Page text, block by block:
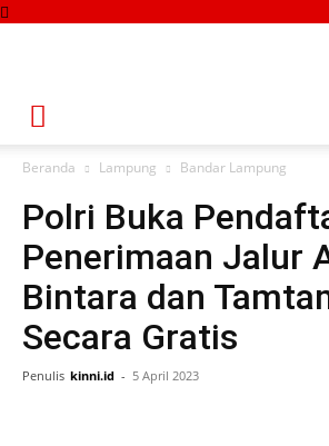
Beranda Lampung Bandar Lampung
Polri Buka
Penerimaan Jalur
Bintara dan
Secara Gratis
Penulis kinni.id - 5 April 2023